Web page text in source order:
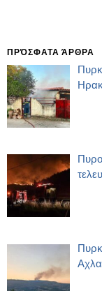
ΠΡΌΣΦΑΤΑ ΆΡΘΡΑ